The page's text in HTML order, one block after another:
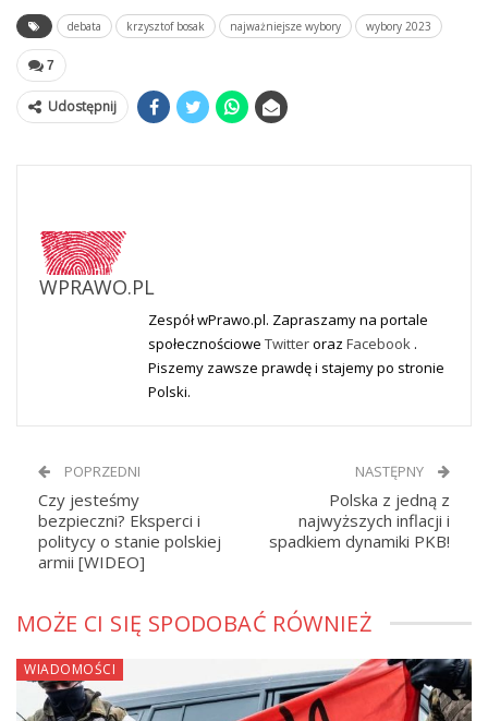
debata krzysztof bosak najważniejsze wybory wybory 2023
7
Udostępnij
WPRAWO.PL
Zespół wPrawo.pl. Zapraszamy na portale
społecznościowe Twitteroraz Facebook .
Piszemy zawsze prawdę i stajemy po stronie
Polski.
POPRZEDNI
Czy jesteśmy
bezpieczni? Eksperci i
politycy o stanie polskiej
armii [WIDEO]
NASTĘPNY
Polska z jedną z
najwyższych inflacji i
spadkiem dynamiki PKB!
MOŻE CI SIĘ SPODOBAĆ RÓWNIEŻ
WIADOMOŚCI